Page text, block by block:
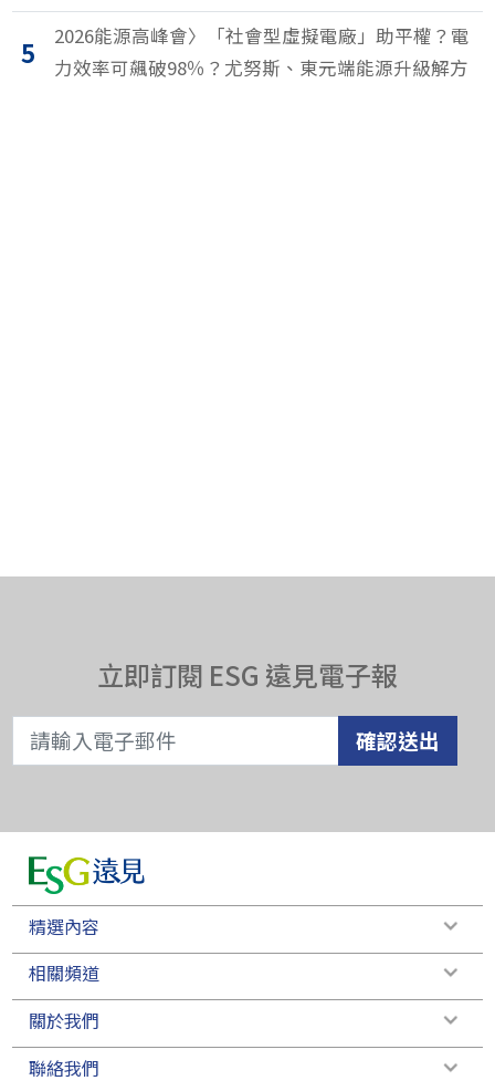
5
2026能源高峰會〉「社會型虛擬電廠」助平權？電
力效率可飆破98％？尤努斯、東元端能源升級解方
立即訂閱 ESG 遠見電子報
確認送出
精選內容
相關頻道
關於我們
聯絡我們